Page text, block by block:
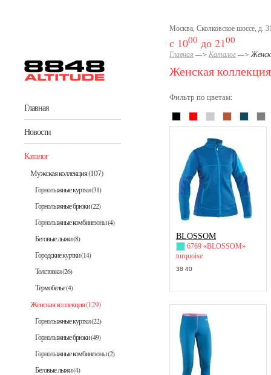
Главная
Новости
Каталог
Мужская коллекция(107)
Горнолыжные куртки(31)
Горнолыжные брюки(22)
Горнолыжные комбинезоны(4)
Беговые лыжи(8)
Городские куртки(14)
Толстовки(26)
Термобелье(4)
Женская коллекция(129)
Горнолыжные куртки(22)
Горнолыжные брюки(49)
Горнолыжные комбинезоны(2)
Беговые лыжи(4)
Москва, Сколковское шоссе, д.
с 1000 до 2100
Главная —> Каталог —>
Женская коллекция
Фильтр по цветам:
BLOSSOM
6769 «BLOSSOM»
turquoise
38 40